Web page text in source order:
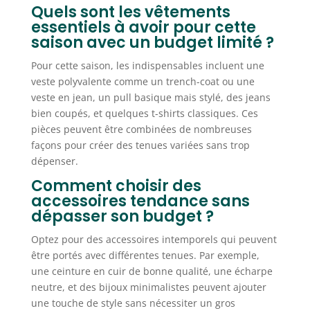
Quels sont les vêtements
essentiels à avoir pour cette
saison avec un budget limité ?
Pour cette saison, les indispensables incluent une
veste polyvalente comme un trench-coat ou une
veste en jean, un pull basique mais stylé, des jeans
bien coupés, et quelques t-shirts classiques. Ces
pièces peuvent être combinées de nombreuses
façons pour créer des tenues variées sans trop
dépenser.
Comment choisir des
accessoires tendance sans
dépasser son budget ?
Optez pour des accessoires intemporels qui peuvent
être portés avec différentes tenues. Par exemple,
une ceinture en cuir de bonne qualité, une écharpe
neutre, et des bijoux minimalistes peuvent ajouter
une touche de style sans nécessiter un gros